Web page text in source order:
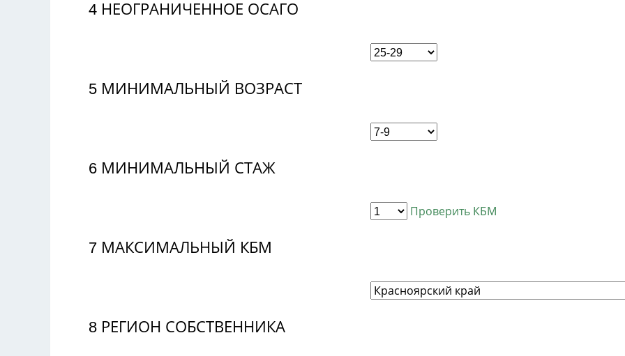
4 НЕОГРАНИЧЕННОЕ ОСАГО
5 МИНИМАЛЬНЫЙ ВОЗРАСТ
6 МИНИМАЛЬНЫЙ СТАЖ
7 МАКСИМАЛЬНЫЙ КБМ
Проверить КБМ
8 РЕГИОН СОБСТВЕННИКА